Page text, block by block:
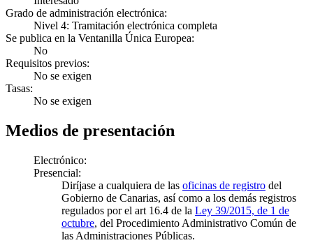
Grado de administración electrónica:
Nivel 4: Tramitación electrónica completa
Se publica en la Ventanilla Única Europea:
No
Requisitos previos:
No se exigen
Tasas:
No se exigen
Medios de presentación
Electrónico:
Presencial:
Diríjase a cualquiera de las oficinas de registro del
Gobierno de Canarias, así como a los demás registros
regulados por el art 16.4 de la Ley 39/2015, de 1 de
octubre, del Procedimiento Administrativo Común de
las Administraciones Públicas.